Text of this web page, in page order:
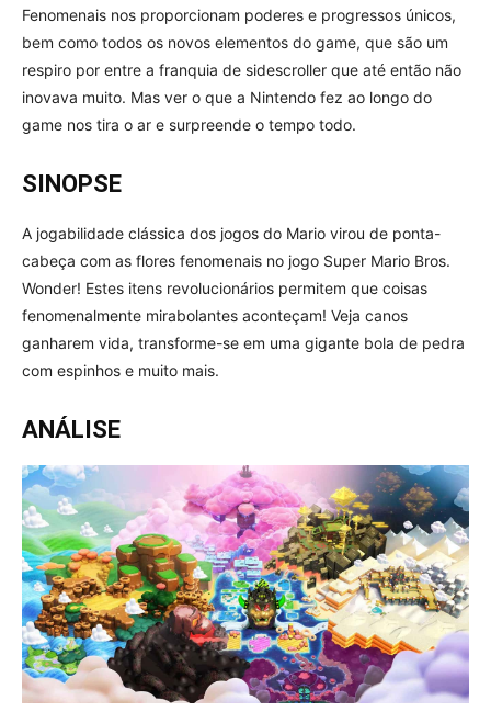
Fenomenais nos proporcionam poderes e progressos únicos,
bem como todos os novos elementos do game, que são um
respiro por entre a franquia de sidescroller que até então não
inovava muito. Mas ver o que a Nintendo fez ao longo do
game nos tira o ar e surpreende o tempo todo.
SINOPSE
A jogabilidade clássica dos jogos do Mario virou de ponta-
cabeça com as flores fenomenais no jogo Super Mario Bros.
Wonder! Estes itens revolucionários permitem que coisas
fenomenalmente mirabolantes aconteçam! Veja canos
ganharem vida, transforme-se em uma gigante bola de pedra
com espinhos e muito mais.
ANÁLISE